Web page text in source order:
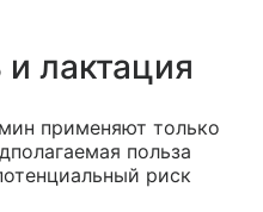
лактация
применяют только
польза
риск